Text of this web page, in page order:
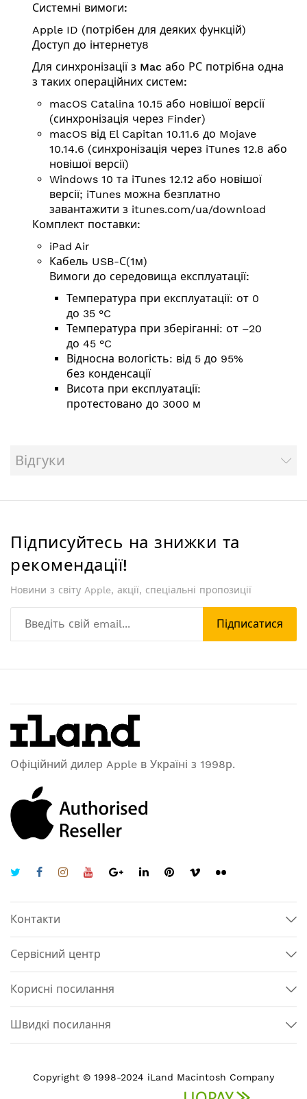
Системні вимоги:
Apple ID (потрібен для деяких функцій)
Доступ до інтернету8
Для синхронізації з Mac або РС потрібна одна
з таких операційних систем:
macOS Catalina 10.15 або новішої версії
(синхронізація через Finder)
macOS від El Capitan 10.11.6 до Mojave
10.14.6 (синхронізація через iTunes 12.8 або
новішої версії)
Windows 10 та iTunes 12.12 або новішої
версії; iTunes можна безплатно
завантажити з itunes.com/ua/download
Комплект поставки:
iPad Air
Кабель USB-С(1м)
Вимоги до середовища експлуатації:
Температура при експлуатації: от 0
до 35 °C
Температура при зберіганні: от –20
до 45 °C
Відносна вологість: від 5 до 95%
без конденсації
Висота при експлуатації:
протестовано до 3000 м
Відгуки
Підписуйтесь на знижки та
рекомендації!
Новини з світу Apple, акції, спеціальні пропозиції
Підписатися
Офіційний дилер Apple в Україні з 1998р.
Контакти
Сервісний центр
Корисні посилання
Швидкі посилання
Copyright © 1998-2024 iLand Macintosh Company